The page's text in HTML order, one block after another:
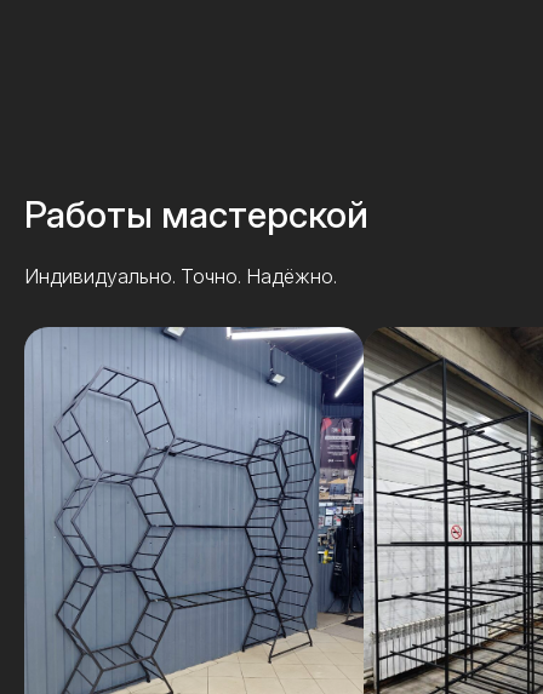
Работы мастерской
Индивидуально. Точно. Надёжно.